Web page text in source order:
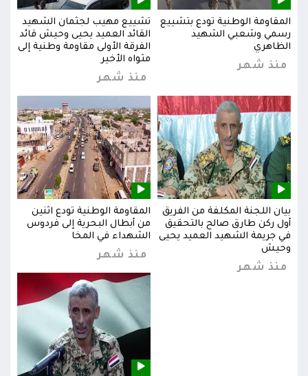
المقاومة الوطنية تودع بتشييع
رسمي وشعبي الشهيد
الظاهري
منذ شهر
تشييع مهيب لجثمان الشهيد
القائد العميد يحيى وحيش قائد
الفرقة الأولى مقاومة وطنية إلى
مثواه الأخير
منذ شهر
بيان اللجنة المكلفة من الفريق
أول ركن طارق صالح بالتحقيق
في جريمة الشهيد العميد يحيى
وحيش
منذ شهر
المقاومة الوطنية تودع اثنين
من أبطال البحرية إلى فردوس
الشهداء في المخا
منذ شهر